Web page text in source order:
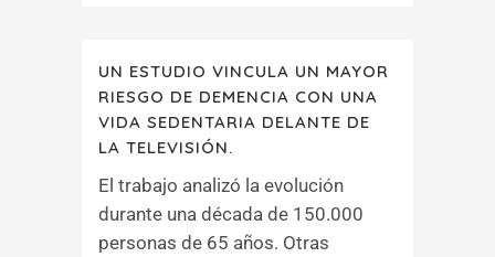
UN ESTUDIO VINCULA UN MAYOR
RIESGO DE DEMENCIA CON UNA
VIDA SEDENTARIA DELANTE DE
LA TELEVISIÓN.
El trabajo analizó la evolución
durante una década de 150.000
personas de 65 años. Otras